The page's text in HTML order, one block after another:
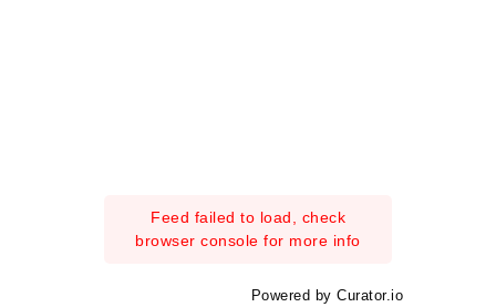
Feed failed to load, check
browser console for more info
Powered by Curator.io